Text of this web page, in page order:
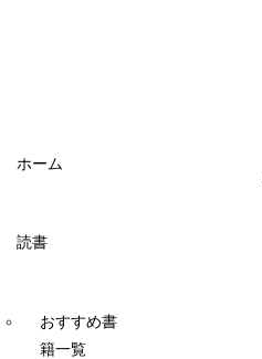
ホーム
読書
おすすめ書
籍一覧